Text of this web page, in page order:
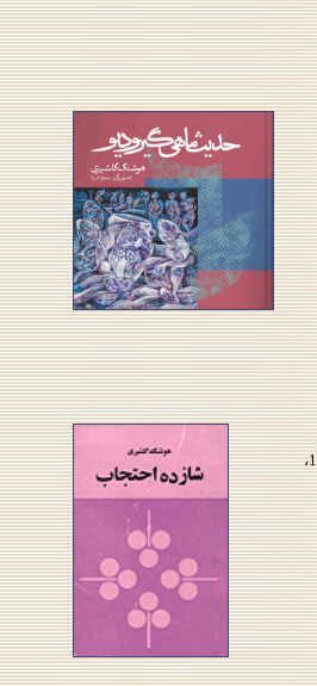
ققنوس، 1357. چاپ هشتم: تهران، انتشارات نيلوفر، 1368. چاپ نهم: بهار 1370، اجازهُ پخش: 1379. چاپ نهم: بروكسل، نشر ميترا، پاييز1373. چاپ دهم و يازدهم: 1379،